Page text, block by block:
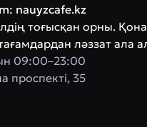
nauyzcafe.kz
тоғысқан орны.
ләззат ала
09:00–23:00
проспектi, 35